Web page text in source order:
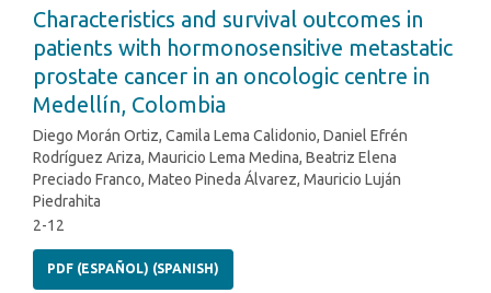
Characteristics and survival outcomes in
patients with hormonosensitive metastatic
prostate cancer in an oncologic centre in
Medellín, Colombia
Diego Morán Ortiz, Camila Lema Calidonio, Daniel Efrén
Rodríguez Ariza, Mauricio Lema Medina, Beatriz Elena
Preciado Franco, Mateo Pineda Álvarez, Mauricio Luján
Piedrahita
2-12
PDF (ESPAÑOL) (SPANISH)